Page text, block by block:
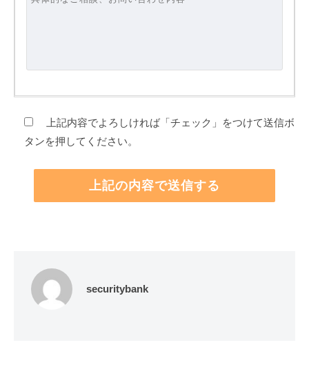
上記内容でよろしければ「チェック」をつけて送信ボ
タンを押してください。
securitybank